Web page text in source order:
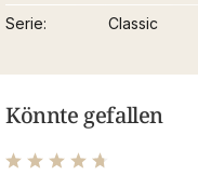
Serie
Classic
Könnte gefallen